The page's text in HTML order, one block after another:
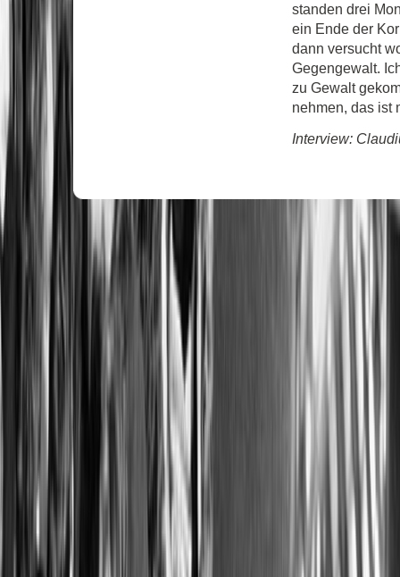
standen drei
ein Ende der
dann versucht
Gegengewalt.
zu Gewalt
nehmen, das ist
Interview: